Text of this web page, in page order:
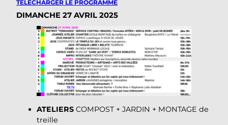
TÉLÉCHARGER LE PROGRAMME
DIMANCHE 27 AVRIL 2025
ATELIERS COMPOST + JARDIN + MONTAGE de
treille